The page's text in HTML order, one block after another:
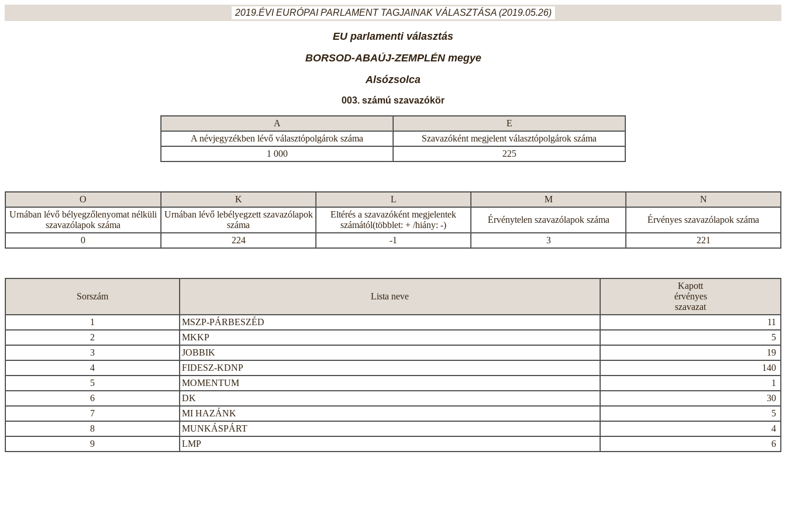
2019.ÉVI EURÓPAI PARLAMENT TAGJAINAK VÁLASZTÁSA (2019.05.26)
EU parlamenti választás
BORSOD-ABAÚJ-ZEMPLÉN megye
Alsózsolca
003. számú szavazókör
A
E
A névjegyzékben lévő választópolgárok száma
Szavazóként megjelent választópolgárok száma
1 000
225
O K L M
N
Urnában lévő bélyegzőlenyomat nélküli
szavazólapok száma
Urnában lévő lebélyegzett szavazólapok
száma
Eltérés a szavazóként megjelentek
számától(többlet: + /hiány: -)
Érvénytelen szavazólapok száma Érvényes szavazólapok száma
0 224 -1 3 221
Sorszám Lista neve
Kapott
érvényes
szavazat
1
MSZP-PÁRBESZÉD
11
2
MKKP
5
3
JOBBIK
19
4
FIDESZ-KDNP
140
5
MOMENTUM
1
6
DK
30
7
MI HAZÁNK
5
8
MUNKÁSPÁRT
4
9
LMP 6